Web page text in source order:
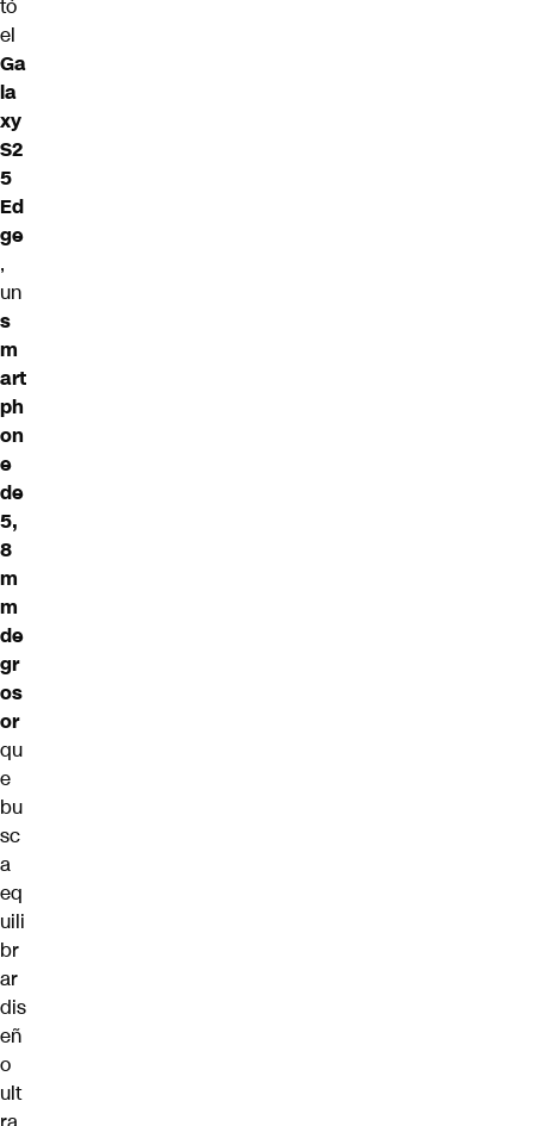
tó
el
Ga
la
xy
S2
5
Ed
ge
,
un
s
m
art
ph
on
e
de
5,
8
m
m
de
gr
os
or
qu
e
bu
sc
a
eq
uili
br
ar
dis
eñ
o
ult